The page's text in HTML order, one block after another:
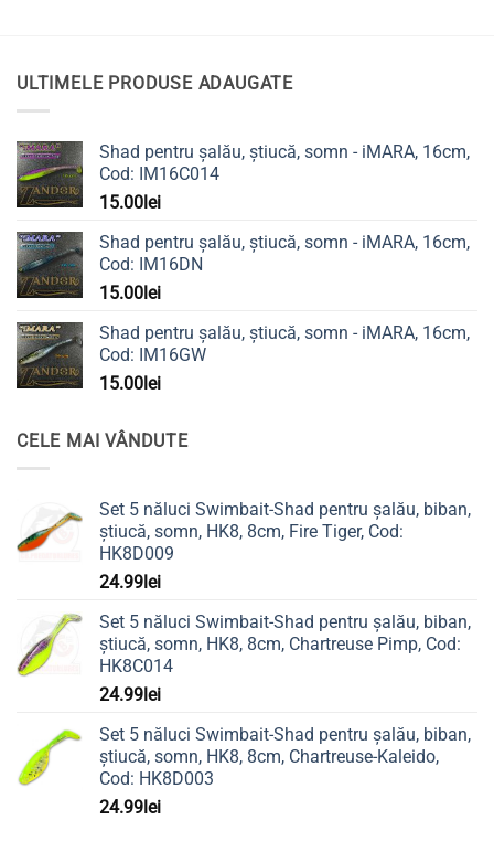
ULTIMELE PRODUSE ADAUGATE
Shad pentru șalău, știucă, somn - iMARA, 16cm,
Cod: IM16C014
15.00lei
Shad pentru șalău, știucă, somn - iMARA, 16cm,
Cod: IM16DN
15.00lei
Shad pentru șalău, știucă, somn - iMARA, 16cm,
Cod: IM16GW
15.00lei
CELE MAI VÂNDUTE
Set 5 năluci Swimbait-Shad pentru șalău, biban,
știucă, somn, HK8, 8cm, Fire Tiger, Cod:
HK8D009
24.99lei
Set 5 năluci Swimbait-Shad pentru șalău, biban,
știucă, somn, HK8, 8cm, Chartreuse Pimp, Cod:
HK8C014
24.99lei
Set 5 năluci Swimbait-Shad pentru șalău, biban,
știucă, somn, HK8, 8cm, Chartreuse-Kaleido,
Cod: HK8D003
24.99lei